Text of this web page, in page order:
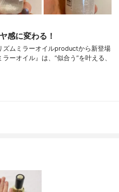
感に変わる！
ムミラーオイルproductから新登場
ーオイル』は、“似合う”を叶える、